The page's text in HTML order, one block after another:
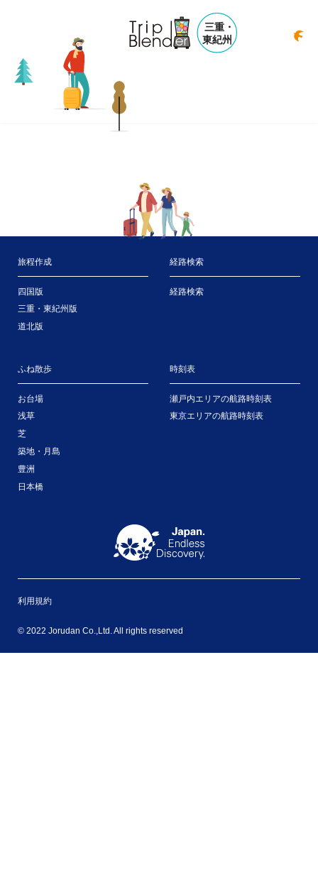
旅程作成
四国版
三重・東紀州版
道北版
経路検索
経路検索
ふね散歩
お台場
浅草
芝
築地・月島
豊洲
日本橋
時刻表
瀬戸内エリアの航路時刻表
東京エリアの航路時刻表
利用規約
© 2022 Jorudan Co.,Ltd. All rights reserved